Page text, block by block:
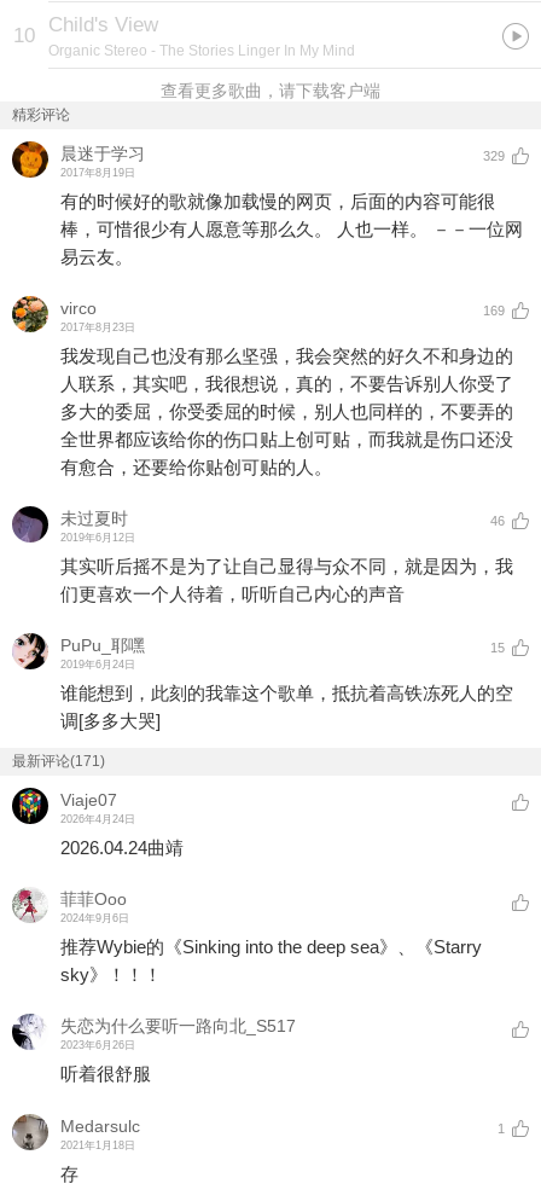
10 Child's View
Organic Stereo - The Stories Linger In My Mind
查看更多歌曲，请下载客户端
精彩评论
晨迷于学习
2017年8月19日
329
有的时候好的歌就像加载慢的网页，后面的内容可能很
棒，可惜很少有人愿意等那么久。 人也一样。 －－一位网
易云友。
virco
2017年8月23日
169
我发现自己也没有那么坚强，我会突然的好久不和身边的
人联系，其实吧，我很想说，真的，不要告诉别人你受了
多大的委屈，你受委屈的时候，别人也同样的，不要弄的
全世界都应该给你的伤口贴上创可贴，而我就是伤口还没
有愈合，还要给你贴创可贴的人。
未过夏时
2019年6月12日
46
其实听后摇不是为了让自己显得与众不同，就是因为，我
们更喜欢一个人待着，听听自己内心的声音
PuPu_耶嘿
2019年6月24日
15
谁能想到，此刻的我靠这个歌单，抵抗着高铁冻死人的空
调[多多大哭]
最新评论(171)
Viaje07
2026年4月24日
2026.04.24曲靖
菲菲Ooo
2024年9月6日
推荐Wybie的《Sinking into the deep sea》、《Starry
sky》！！！
失恋为什么要听一路向北_S517
2023年6月26日
听着很舒服
Medarsulc
2021年1月18日
1
存